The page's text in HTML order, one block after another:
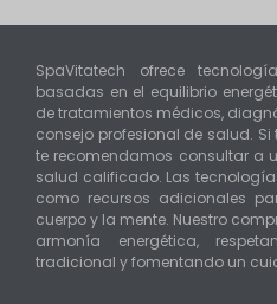
SpaVitatech ofrece
basadas en el equilibrio
de tratamientos médicos,
consejo profesional de salud.
te recomendamos consultar a
salud calificado. Las
como recursos adicionales
cuerpo y la mente. Nuestro
armonía energética,
tradicional y fomentando un